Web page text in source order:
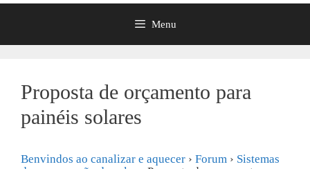
Menu
Proposta de orçamento para
painéis solares
Benvindos ao canalizar e aquecer › Forum › Sistemas